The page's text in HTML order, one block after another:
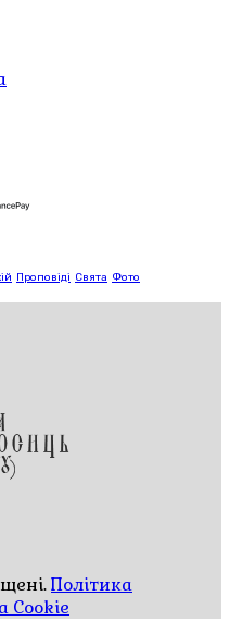
Проповіді Свята Фото
Політика
Cookie